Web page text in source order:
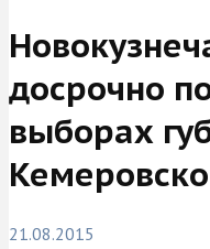
досрочно
выборах
21.08.2015